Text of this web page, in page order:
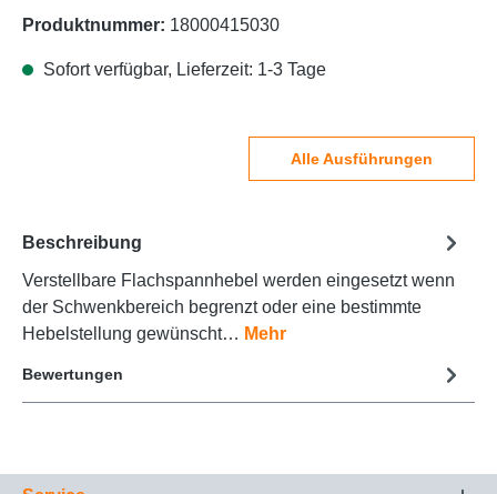
Produktnummer: 18000415030
Sofort verfügbar, Lieferzeit: 1-3 Tage
Alle Ausführungen
Beschreibung
Verstellbare Flachspannhebel werden eingesetzt wenn
der Schwenkbereich begrenzt oder eine bestimmte
Hebelstellung gewünscht… Mehr
Bewertungen